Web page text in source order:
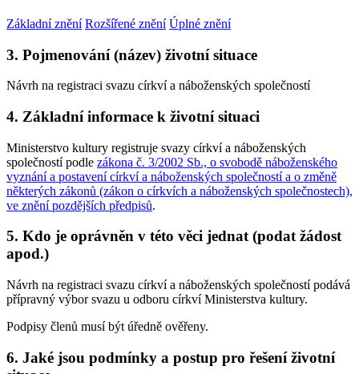
Základní znění Rozšířené znění Úplné znění
3. Pojmenování (název) životní situace
Návrh na registraci svazu církví a náboženských společností
4. Základní informace k životní situaci
Ministerstvo kultury registruje svazy církví a náboženských
společností podle zákona č. 3/2002 Sb., o svobodě náboženského
vyznání a postavení církví a náboženských společností a o změně
některých zákonů (zákon o církvích a náboženských společnostech),
ve znění pozdějších předpisů.
5. Kdo je oprávněn v této věci jednat (podat žádost
apod.)
Návrh na registraci svazu církví a náboženských společností podává
přípravný výbor svazu u odboru církví Ministerstva kultury.
Podpisy členů musí být úředně ověřeny.
6. Jaké jsou podmínky a postup pro řešení životní